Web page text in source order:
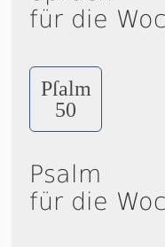
für die
Pſalm
50
Psalm
für die